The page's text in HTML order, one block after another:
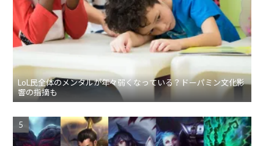
LoL民全体のメンタルが年々弱くなっている？ドーパミン文化影
響の指摘も